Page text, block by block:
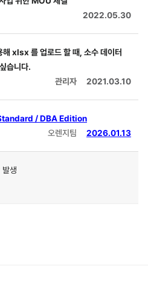
2022.05.30
xlsx 를 업로드 할 때, 소수 데이터
습니다.
관리자
2021.03.10
/ DBA Edition
오렌지팀
2026.01.13
생